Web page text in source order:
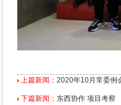
上篇新闻： 2020年10月常委例
下篇新闻： 东西协作 项目考察